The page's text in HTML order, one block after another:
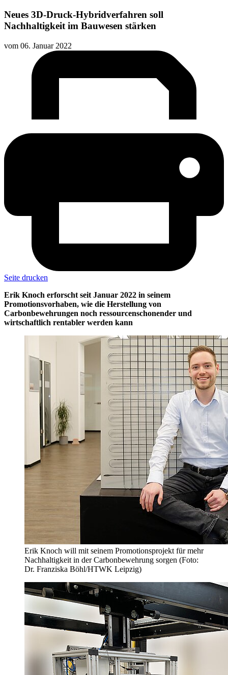
Neues 3D-Druck-Hybridverfahren soll
Nachhaltigkeit im Bauwesen stärken
vom 06. Januar 2022
Seite drucken
Erik Knoch erforscht seit Januar 2022 in seinem
Promotionsvorhaben, wie die Herstellung von
Carbonbewehrungen noch ressourcenschonender und
wirtschaftlich rentabler werden kann
Erik Knoch will mit seinem Promotionsprojekt für mehr
Nachhaltigkeit in der Carbonbewehrung sorgen (Foto:
Dr. Franziska Böhl/HTWK Leipzig)